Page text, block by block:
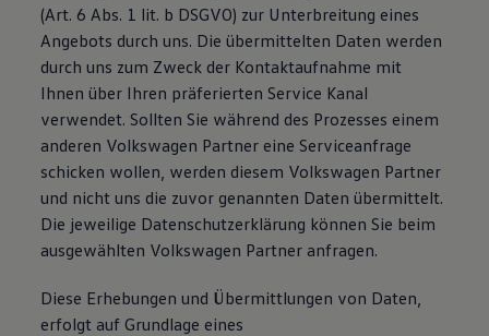
(Art. 6 Abs. 1 lit. b DSGVO) zur Unterbreitung eines
Angebots durch uns. Die übermittelten Daten werden
durch uns zum Zweck der Kontaktaufnahme mit
Ihnen über Ihren präferierten Service Kanal
verwendet. Sollten Sie während des Prozesses einem
anderen Volkswagen Partner eine Serviceanfrage
schicken wollen, werden diesem Volkswagen Partner
und nicht uns die zuvor genannten Daten übermittelt.
Die jeweilige Datenschutzerklärung können Sie beim
ausgewählten Volkswagen Partner anfragen.
Diese Erhebungen und Übermittlungen von Daten,
erfolgt auf Grundlage eines